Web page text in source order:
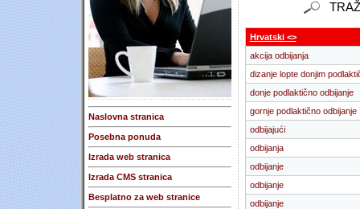
Naslovna stranica
Posebna ponuda
Izrada web stranica
Izrada CMS stranica
Besplatno za web stranice
Hrvatski <>
akcija odbijanja
dizanje lopte donjim
donje podlaktično odbijanje
gornje podlaktično odbijanje
odbijajući
odbijanja
odbijanje
odbijanje
odbijanje